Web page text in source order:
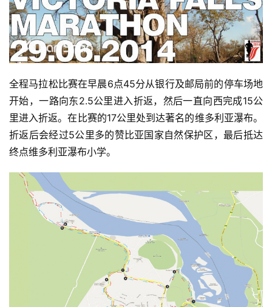
全程马拉松比赛在早晨6点45分从银行及邮局前的停车场地
开始，一路向东2.5公里进入折返，然后一直向西完成15公
里进入折返。在比赛的17公里处到达著名的维多利亚瀑布。
折返后会经过5公里多的赞比亚国家自然保护区，最后抵达
终点维多利亚瀑布小学。